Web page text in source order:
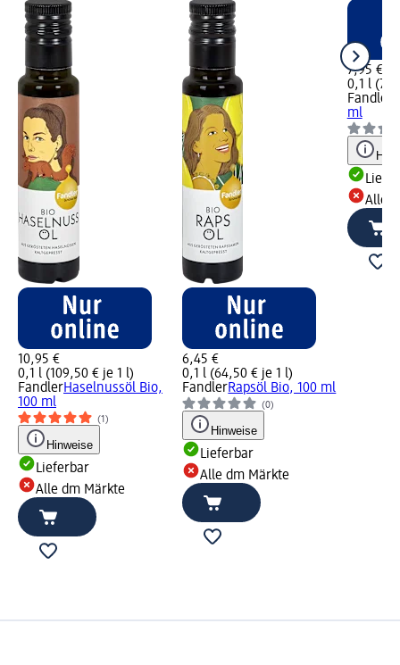
10,95 €
0,1 l (109,50 € je 1 l)
FandlerHaselnussöl Bio,
100 ml
(1)
Hinweise
Lieferbar
Alle dm Märkte
6,45 €
0,1 l (64,50 € je 1 l)
FandlerRapsöl Bio, 100 ml
(0)
Hinweise
Lieferbar
Alle dm Märkte
7,95 €
0,1 l
Fandler
ml
Alle